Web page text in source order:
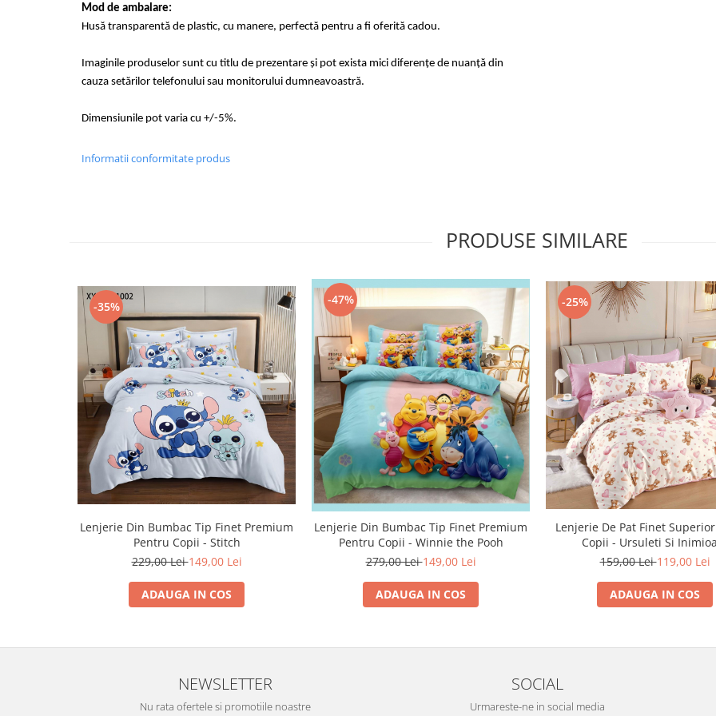
Mod de ambalare:
Husă transparentă de plastic, cu manere, perfectă pentru a fi oferită cadou.
Imaginile produselor sunt cu titlu de prezentare și pot exista mici diferențe de nuanță din
cauza setărilor telefonului sau monitorului dumneavoastră.
Dimensiunile pot varia cu +/-5%.
Informatii conformitate produs
PRODUSE SIMILARE
-35%
Lenjerie Din Bumbac Tip Finet Premium
Pentru Copii - Stitch
229,00 Lei149,00 Lei
ADAUGA IN COS
-47%
Lenjerie Din Bumbac Tip Finet Premium
Pentru Copii - Winnie the Pooh
279,00 Lei149,00 Lei
ADAUGA IN COS
-25%
Lenjerie De Pat Finet
Copii - Ursuleti Si
159,00 Lei119,00 Lei
ADAUGA IN COS
NEWSLETTER
Nu rata ofertele si promotiile noastre
SOCIAL
Urmareste-ne in social media